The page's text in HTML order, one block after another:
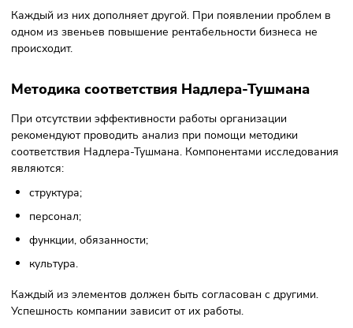
Анализ недостатков квалификации позволяет
есть ли недостаток знаний и опыта у ключевых
доучить текущий персонал или привлечь новых
специалистов.
Инструменты GAP-анализа
разные техники.
SWOT-анализ
Среди популярных техник выделяют SWOT.